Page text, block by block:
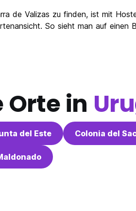
de Valizas zu finden, ist mit
So sieht man auf einen
in
del Este Colonia del